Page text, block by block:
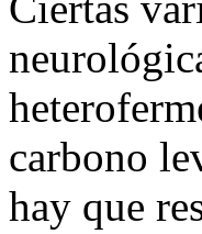
carbono
hay que